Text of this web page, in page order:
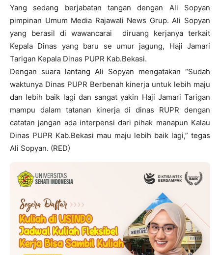
Yang sedang berjabatan tangan dengan Ali Sopyan
pimpinan Umum Media Rajawali News Grup. Ali Sopyan
yang berasil di wawancarai
diruang kerjanya terkait
Kepala Dinas yang baru se umur jagung, Haji Jamari
Tarigan Kepala Dinas PUPR Kab.Bekasi.
Dengan suara lantang Ali Sopyan mengatakan “Sudah
waktunya Dinas PUPR Berbenah kinerja untuk lebih maju
dan lebih baik lagi dan sangat yakin Haji Jamari Tarigan
mampu dalam tatanan kinerja di dinas RUPR dengan
catatan jangan ada interpensi dari pihak manapun Kalau
Dinas PUPR Kab.Bekasi mau maju lebih baik lagi,” tegas
Ali Sopyan. (RED)